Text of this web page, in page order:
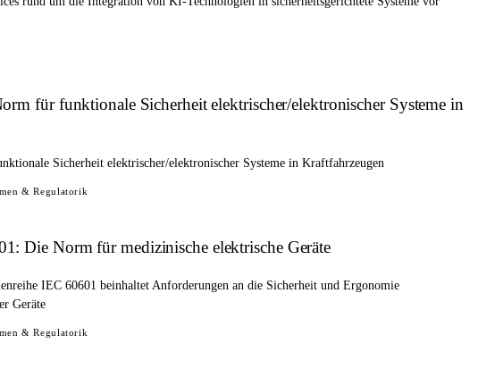
für funktionale Sicherheit elektrischer/elektronischer Systeme in
Sicherheit elektrischer/elektronischer Systeme in Kraftfahrzeugen
& Regulatorik
Die Norm für medizinische elektrische Geräte
IEC 60601 beinhaltet Anforderungen an die Sicherheit und Ergonomie
Geräte
& Regulatorik